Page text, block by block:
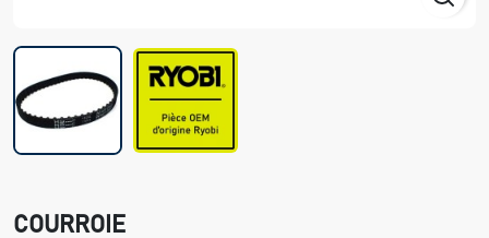
COURROIE